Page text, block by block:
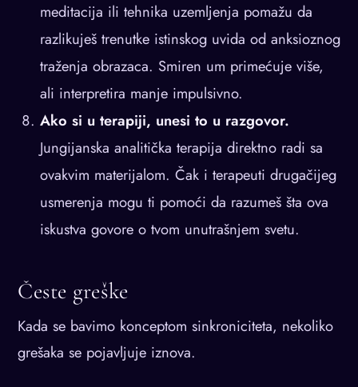
meditacija ili tehnika uzemljenja pomažu da
razlikuješ trenutke istinskog uvida od anksioznog
traženja obrazaca. Smiren um primećuje više,
ali interpretira manje impulsivno.
Ako si u terapiji, unesi to u razgovor.
Jungijanska analitička terapija direktno radi sa
ovakvim materijalom. Čak i terapeuti drugačijeg
usmerenja mogu ti pomoći da razumeš šta ova
iskustva govore o tvom unutrašnjem svetu.
Česte greške
Kada se bavimo konceptom sinkroniciteta, nekoliko
grešaka se pojavljuje iznova.